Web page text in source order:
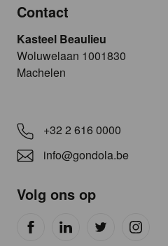
Contact
Kasteel Beaulieu
​​​Woluwelaan 1001830
Machelen
+32 2 616 0000
info@gondola.be
Volg ons op